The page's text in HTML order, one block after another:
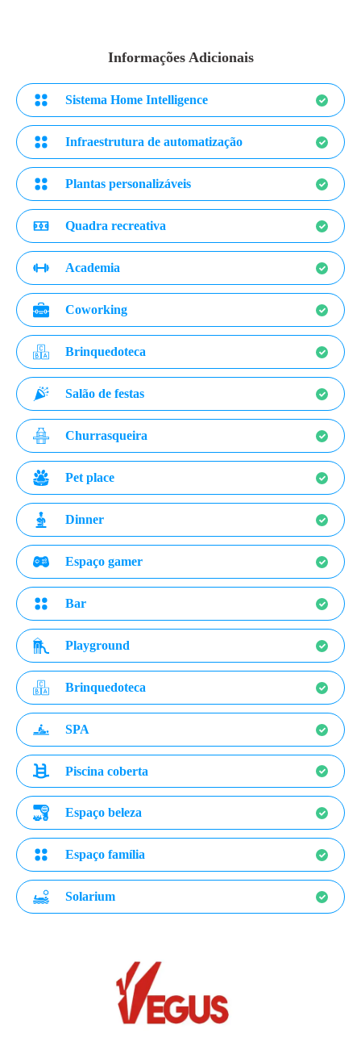
Informações Adicionais
Sistema Home Intelligence
Infraestrutura de automatização
Plantas personalizáveis
Quadra recreativa
Academia
Coworking
Brinquedoteca
Salão de festas
Churrasqueira
Pet place
Dinner
Espaço gamer
Bar
Playground
Brinquedoteca
SPA
Piscina coberta
Espaço beleza
Espaço família
Solarium